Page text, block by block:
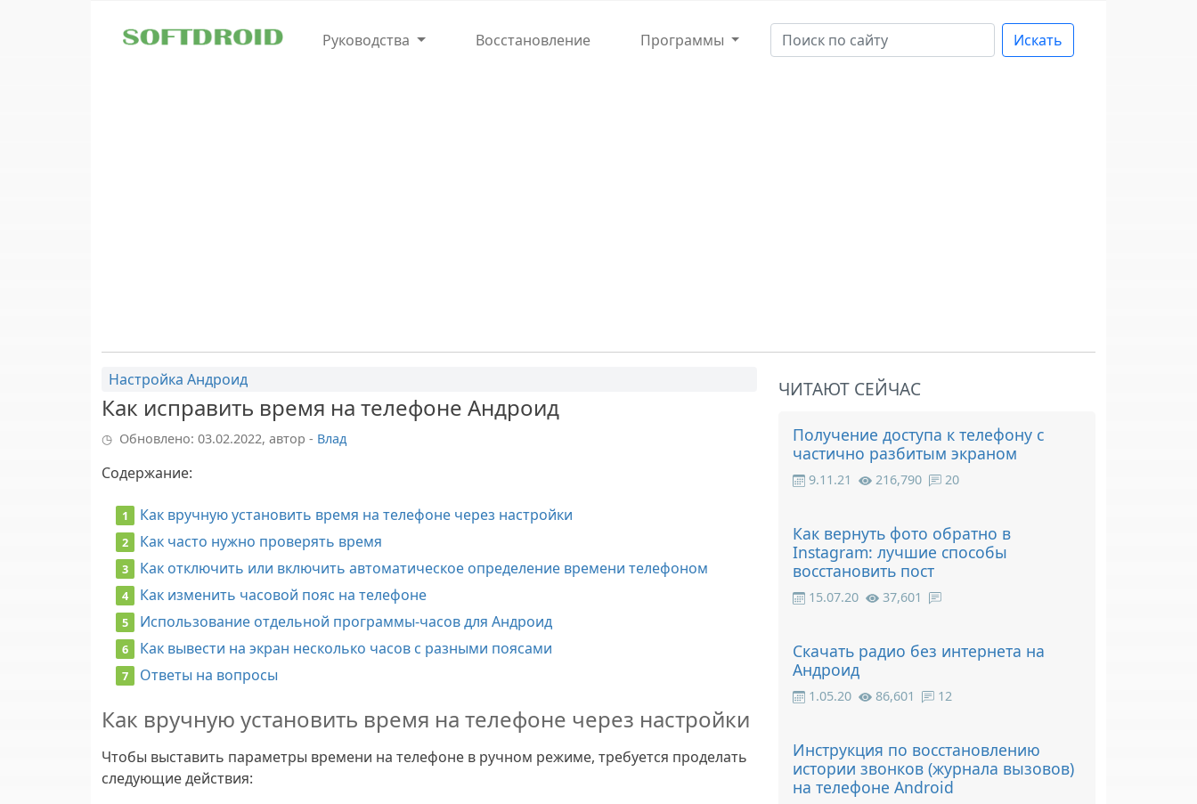
Руководства
Восстановление Программы Искать
Настройка Андроид
Как исправить время на телефоне Андроид
Обновлено: 03.02.2022, автор - Влад
Содержание:
Как вручную установить время на телефоне через настройки
Как часто нужно проверять время
Как отключить или включить автоматическое определение времени телефоном
Как изменить часовой пояс на телефоне
Использование отдельной программы-часов для Андроид
Как вывести на экран несколько часов с разными поясами
Ответы на вопросы
Как вручную установить время на телефоне через настройки
Чтобы выставить параметры времени на телефоне в ручном режиме, требуется проделать
следующие действия:
ЧИТАЮТ СЕЙЧАС
Получение доступа к телефону с
частично разбитым экраном
9.11.21 216,790 20
Как вернуть фото обратно в
Instagram: лучшие способы
восстановить пост
15.07.20 37,601
Скачать радио без интернета на
Андроид
1.05.20 86,601 12
Инструкция по восстановлению
истории звонков (журнала вызовов)
на телефоне Android